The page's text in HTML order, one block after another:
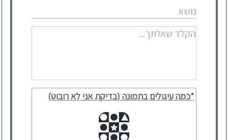
*כמה עיגולים בתמונה (בדיקת אני לא רובוט)